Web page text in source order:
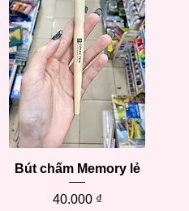
Xem nhanh
Bút chấm Memory lẻ
Giá
40.000 ₫